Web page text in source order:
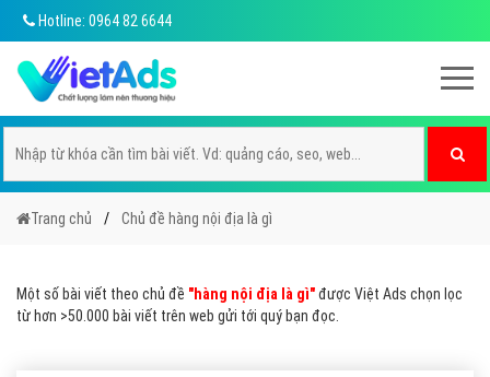
Hotline: 0964 82 6644
Trang chủ Chủ đề hàng nội địa là gì
Một số bài viết theo chủ đề "hàng nội địa là gì"được Việt Ads chọn lọc
từ hơn >50.000 bài viết trên web gửi tới quý bạn đọc.